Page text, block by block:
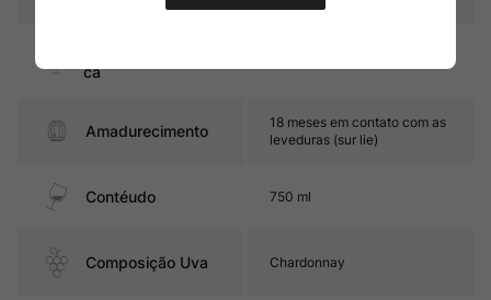
ca
Amadurecimento
18 meses em contato com as
leveduras (sur lie)
Contéudo 750 ml
Composição Uva Chardonnay